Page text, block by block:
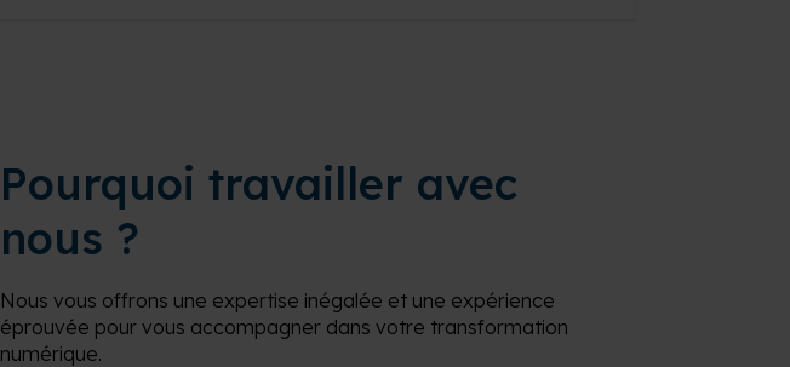
Pourquoi travailler avec
nous ?
Nous vous offrons une expertise inégalée et une expérience
éprouvée pour vous accompagner dans votre transformation
numérique.